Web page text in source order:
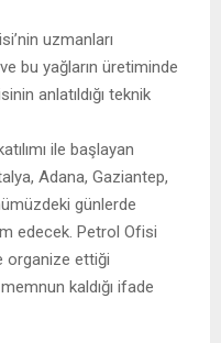
uzmanları
bu yağların üretiminde
anlatıldığı teknik
ile başlayan
Adana, Gaziantep,
günlerde
edecek. Petrol Ofisi
organize ettiği
kaldığı ifade